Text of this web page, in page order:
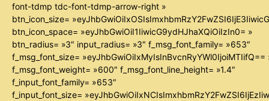
font-tdmp tdc-font-tdmp-arrow-right »
btn_icon_size=
btn_icon_space= »eyJhbGwiOiI1IiwicG9ydHJhaXQiOiIzIn0= »
btn_radius= »3″ input_radius= »3″ f_msg_font_family= »653″
f_msg_font_size= »eyJhbGwiOiIxMyIsInBvcnRyYWl0IjoiMTIifQ==
f_msg_font_weight= »600″ f_msg_font_line_height= »1.4″
f_input_font_family= »653″
f_input_font_size=